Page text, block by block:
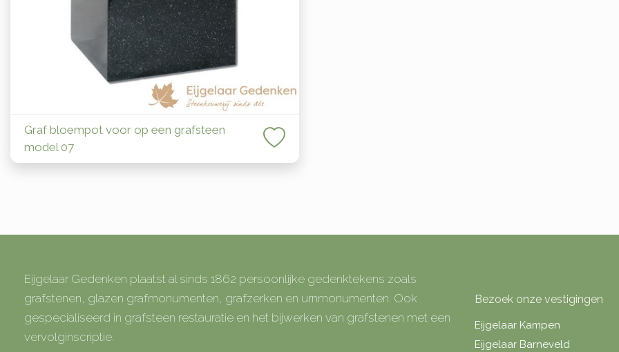
Graf bloempot voor op een grafsteen
model 07
Eijgelaar Gedenken plaatst al sinds 1862 persoonlijke gedenktekens zoals
grafstenen, glazen grafmonumenten, grafzerken en urnmonumenten. Ook
gespecialiseerd in grafsteen restauratie en het bijwerken van grafstenen met een
vervolginscriptie.
Bezoek onze vestigingen
Eijgelaar Kampen
Eijgelaar Barneveld